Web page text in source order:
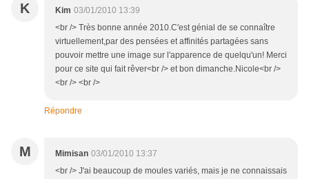
K Kim 03/01/2010 13:39
<br /> Très bonne année 2010.C'est génial de se connaître
virtuellement,par des pensées et affinités partagées sans
pouvoir mettre une image sur l'apparence de quelqu'un! Merci
pour ce site qui fait rêver<br /> et bon dimanche.Nicole<br />
<br /> <br />
Répondre
M Mimisan 03/01/2010 13:37
<br /> J'ai beaucoup de moules variés, mais je ne connaissais